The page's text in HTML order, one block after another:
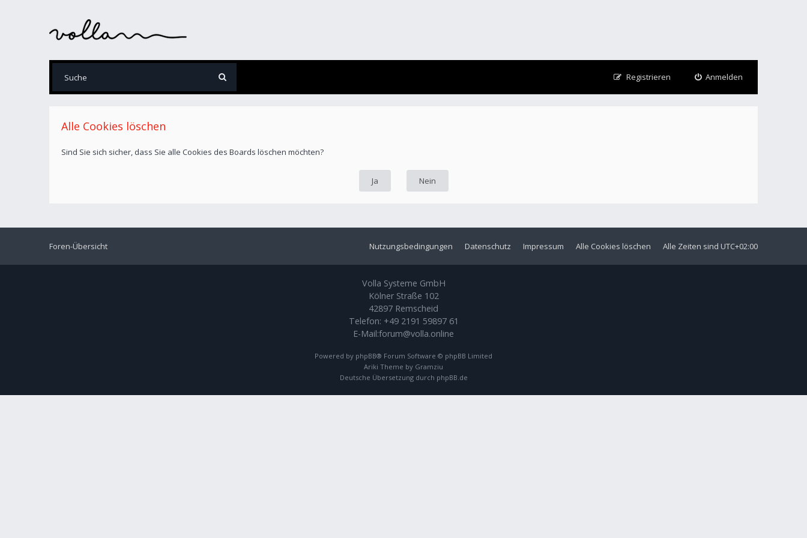
Anmelden
Registrieren
Alle Cookies löschen
Sind Sie sich sicher, dass Sie alle Cookies des Boards löschen möchten?
Foren-Übersicht Alle Zeiten sind UTC+02:00
Alle Cookies löschen
Impressum
Datenschutz
Nutzungsbedingungen
Volla Systeme GmbH
Kölner Straße 102
42897 Remscheid
Telefon: +49 2191 59897 61
E-Mail:forum@volla.online
Powered by phpBB® Forum Software © phpBB Limited
Ariki Theme by Gramziu
Deutsche Übersetzung durch phpBB.de